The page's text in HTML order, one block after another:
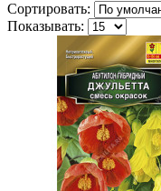
Сортировать:
Показывать: